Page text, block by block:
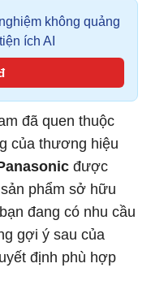
không quảng
ích AI
đã quen thuộc
của thương hiệu
được
phẩm sở hữu
đang có nhu cầu
gợi ý sau của
định phù hợp